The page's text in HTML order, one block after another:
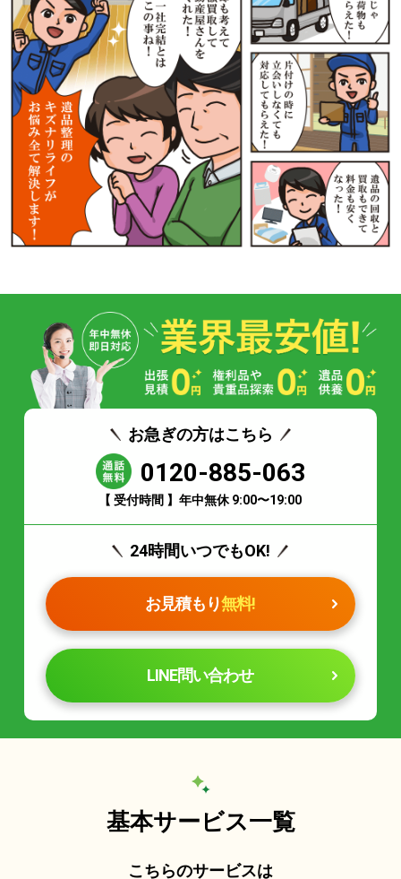
お急ぎの方はこちら
0120-885-063
【 受付時間 】年中無休 9:00〜19:00
24時間いつでもOK!
お見積もり無料!
LINE問い合わせ
基本サービス一覧
こちらのサービスは